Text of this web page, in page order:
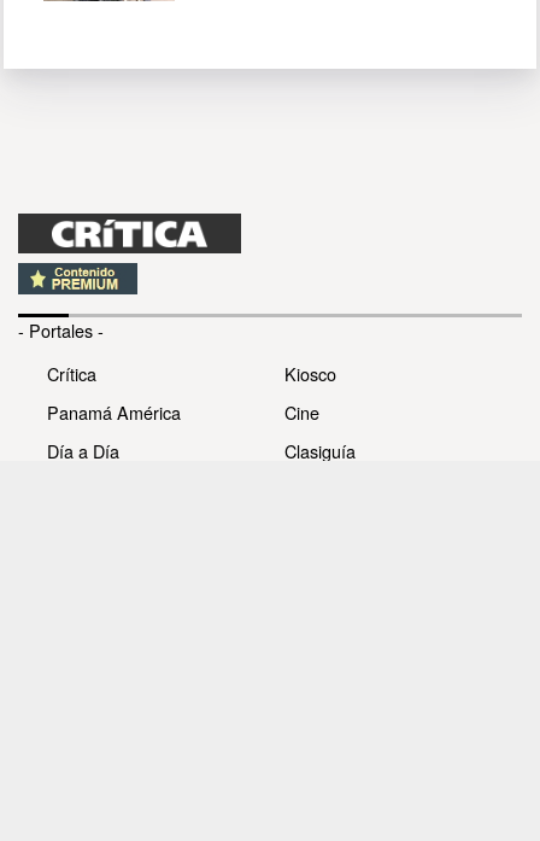
- Portales -
Crítica
Panamá América
Día a Día
Kiosco
Cine
Clasiguía